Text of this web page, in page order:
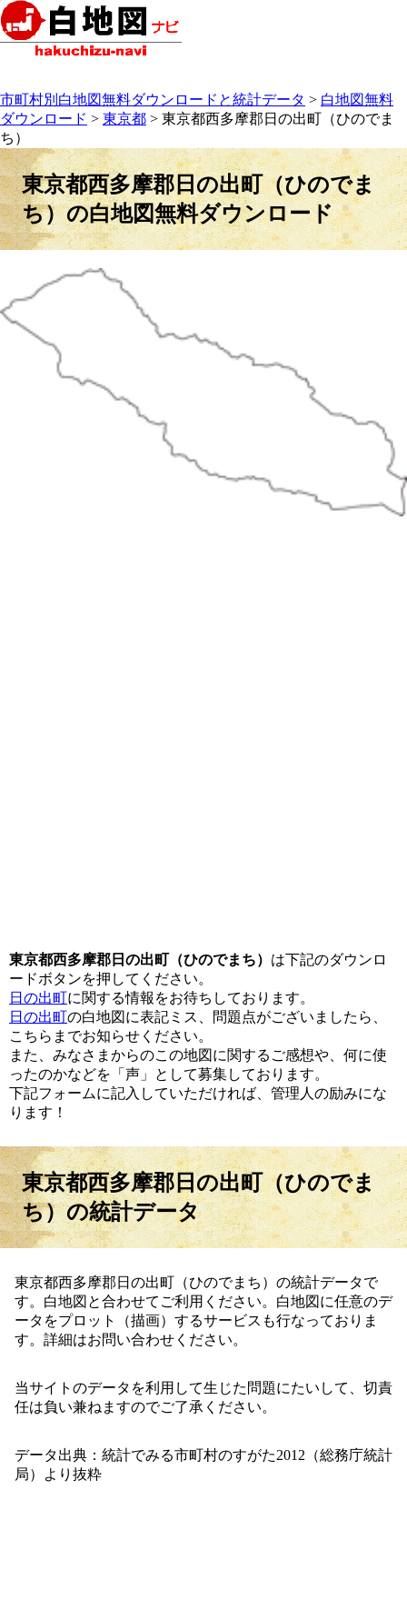
市町村別白地図無料ダウンロードと統計データ > 白地図無料
ダウンロード > 東京都 > 東京都西多摩郡日の出町（ひのでま
ち）
東京都西多摩郡日の出町（ひのでま
ち）の白地図無料ダウンロード
東京都西多摩郡日の出町（ひのでまち） は下記のダウンロ
ードボタンを押してください。
日の出町に関する情報をお待ちしております。
日の出町の白地図に表記ミス、問題点がございましたら、
こちらまでお知らせください。
また、みなさまからのこの地図に関するご感想や、何に使
ったのかなどを「声」として募集しております。
下記フォームに記入していただければ、管理人の励みにな
ります！
東京都西多摩郡日の出町（ひのでま
ち）の統計データ
東京都西多摩郡日の出町（ひのでまち）の統計データで
す。白地図と合わせてご利用ください。白地図に任意のデ
ータをプロット（描画）するサービスも行なっておりま
す。詳細はお問い合わせください。
当サイトのデータを利用して生じた問題にたいして、切責
任は負い兼ねますのでご了承ください。
データ出典：統計でみる市町村のすがた2012（総務庁統計
局）より抜粋